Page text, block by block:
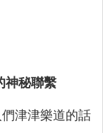
神秘聯繫
津津樂道的話